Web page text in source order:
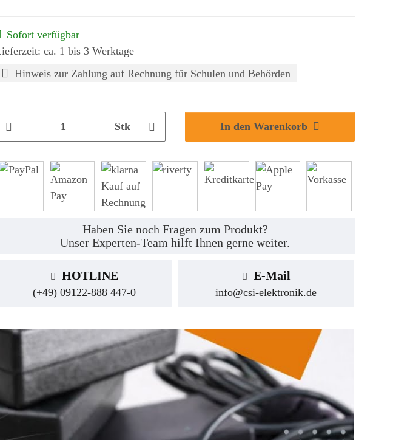
Sofort verfügbar
ca. 1 bis 3 Werktage
Hinweis zur Zahlung auf Rechnung für Schulen und Behörden
Stk In den Warenkorb
Haben Sie noch Fragen zum Produkt?
Unser Experten-Team hilft Ihnen gerne weiter.
HOTLINE
(+49) 09122-888 447-0
E-Mail
info@csi-elektronik.de